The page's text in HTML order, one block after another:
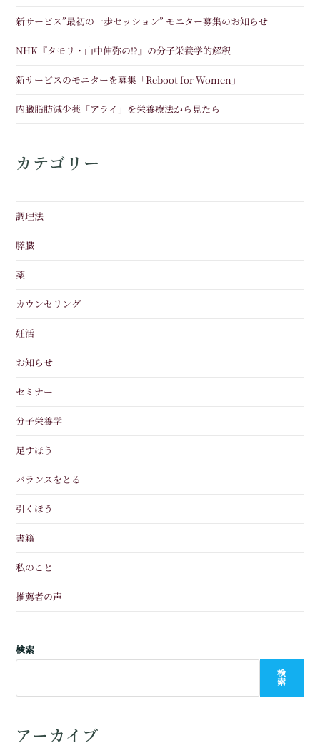
新サービス”最初の一歩セッション” モニター募集のお知らせ
NHK『タモリ・山中伸弥の!?』の分子栄養学的解釈
新サービスのモニターを募集「Reboot for Women」
内臓脂肪減少薬「アライ」を栄養療法から見たら
カテゴリー
調理法
膵臓
薬
カウンセリング
妊活
お知らせ
セミナー
分子栄養学
足すほう
バランスをとる
引くほう
書籍
私のこと
推薦者の声
検索
検
索
アーカイブ